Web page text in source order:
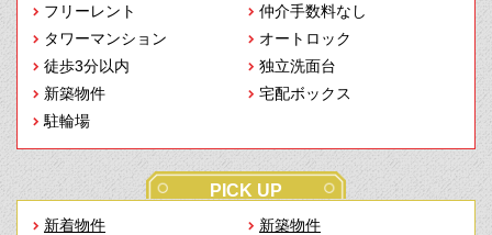
フリーレント
仲介手数料なし
タワーマンション
オートロック
徒歩3分以内
独立洗面台
新築物件
宅配ボックス
駐輪場
PICK UP
新着物件
新築物件